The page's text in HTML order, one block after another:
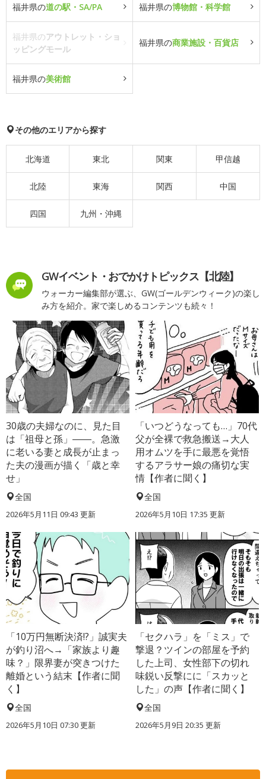
福井県の道の駅・SA/PA 福井県の博物館・科学館
福井県のアウトレット・ショ
ッピングモール
福井県の商業施設・百貨店
福井県の美術館
その他のエリアから探す
北海道 東北 関東 甲信越
北陸 東海 関西 中国
四国 九州・沖縄
GWイベント・おでかけトピックス【北陸】
ウォーカー編集部が選ぶ、GW(ゴールデンウィーク)の楽し
み方を紹介。家で楽しめるコンテンツも続々！
30歳の夫婦なのに、見た目
は「祖母と孫」――。急激
に老いる妻と成長が止まっ
た夫の漫画が描く「歳と幸
せ」
全国
2026年5月11日 09:43 更新
「いつどうなっても…」70代
父が全裸で救急搬送→大人
用オムツを手に最悪を覚悟
するアラサー娘の痛切な実
情【作者に聞く】
全国
2026年5月10日 17:35 更新
「10万円無断決済!?」誠実夫
が釣り沼へ→「家族より趣
味？」限界妻が突きつけた
離婚という結末【作者に聞
く】
全国
2026年5月10日 07:30 更新
「セクハラ」を「ミス」で
撃退？ツインの部屋を予約
した上司、女性部下の切れ
味鋭い反撃にに「スカッと
した」の声【作者に聞く】
全国
2026年5月9日 20:35 更新